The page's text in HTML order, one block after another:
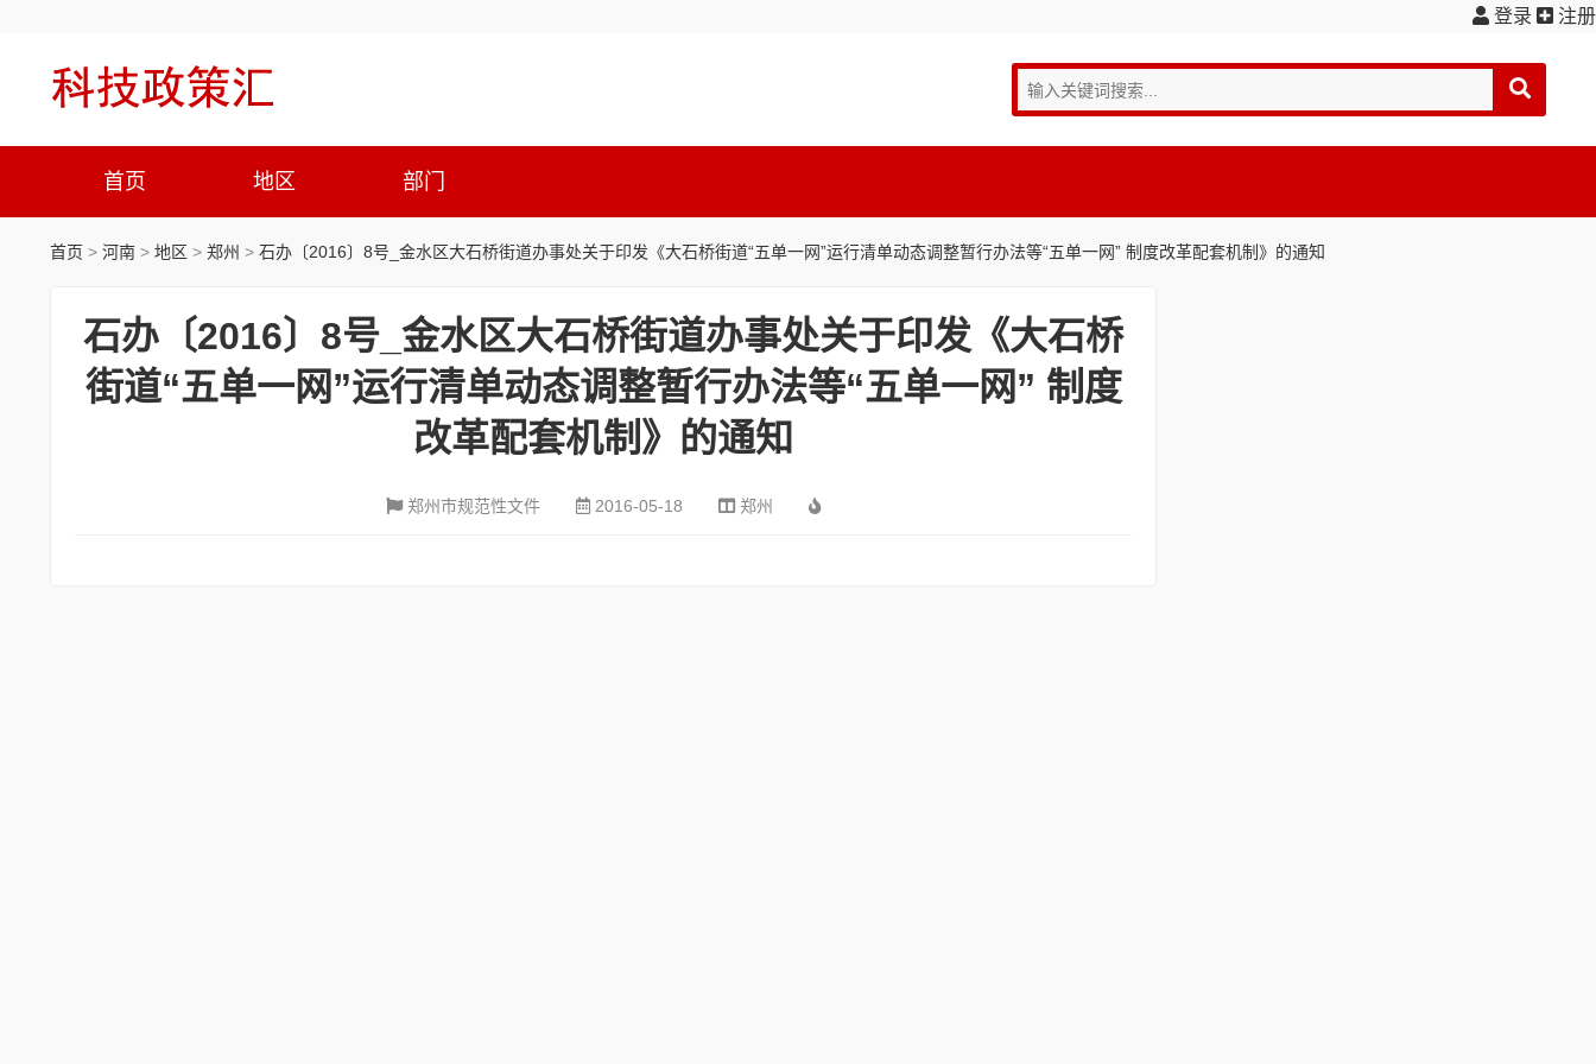
登录 注册
首页 地区 部门
首页 > 河南 > 地区 > 郑州 > 石办〔2016〕8号_金水区大石桥街道办事处关于印发《大石桥街道“五单一网”运行清单动态调整暂行办法等“五单一网” 制度改革配套机制》的通知
石办〔2016〕8号_金水区大石桥街道办事处关于印发《大石桥
街道“五单一网”运行清单动态调整暂行办法等“五单一网” 制度
改革配套机制》的通知
郑州市规范性文件 2016-05-18 郑州